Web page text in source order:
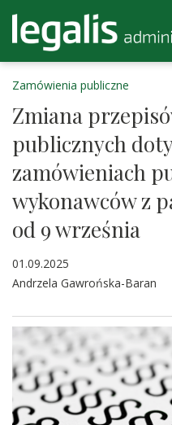
Zamówienia publiczne
Zmiana
publicznych
zamówieniach
wykonawców z
od 9 września
01.09.2025
Andrzela Gawrońska-Baran